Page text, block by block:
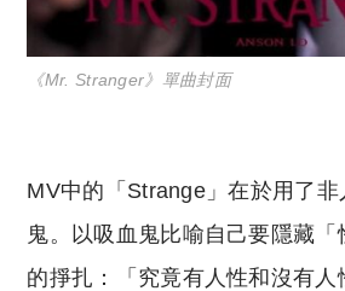
《Mr. Stranger》單曲封面
MV中的「Strange」在於用了
鬼。以吸血鬼比喻自己要隱藏
的掙扎：「究竟有人性和沒有